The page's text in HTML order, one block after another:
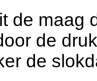
de maag
de
de